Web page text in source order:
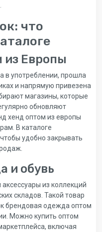
что
из Европы
в употреблении, прошла
и напрямую привезена
магазины, которые
обновляют
хенд оптом из европы
В каталоге
удобно закрывать
и обувь
из коллекций
складов. Такой товар
брендовая одежда оптом
Можно купить оптом
включая